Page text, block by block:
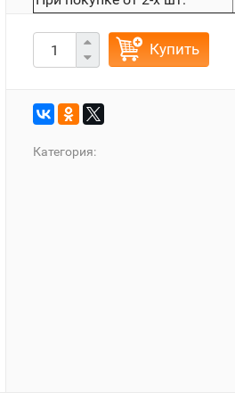
Купить
Категория: